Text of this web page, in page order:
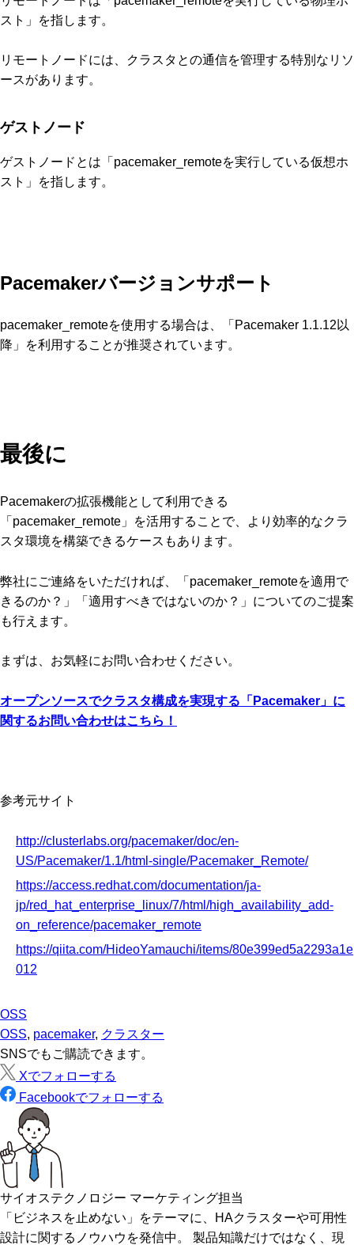
スト」を指します。
リモートノードには、クラスタとの通信を管理する特別なリソ
ースがあります。
ゲストノード
ゲストノードとは「pacemaker_remoteを実行している仮想ホ
スト」を指します。
Pacemakerバージョンサポート
pacemaker_remoteを使用する場合は、「Pacemaker 1.1.12以
降」を利用することが推奨されています。
最後に
Pacemakerの拡張機能として利用できる
「pacemaker_remote」を活用することで、より効率的なクラ
スタ環境を構築できるケースもあります。
弊社にご連絡をいただければ、「pacemaker_remoteを適用で
きるのか？」「適用すべきではないのか？」についてのご提案
も行えます。
まずは、お気軽にお問い合わせください。
オープンソースでクラスタ構成を実現する「Pacemaker」に
関するお問い合わせはこちら！
参考元サイト
http://clusterlabs.org/pacemaker/doc/en-
US/Pacemaker/1.1/html-single/Pacemaker_Remote/
https://access.redhat.com/documentation/ja-
jp/red_hat_enterprise_linux/7/html/high_availability_add-
on_reference/pacemaker_remote
https://qiita.com/HideoYamauchi/items/80e399ed5a2293a1e
012
OSS
OSS, pacemaker, クラスター
SNSでもご購読できます。
Xでフォローする
Facebookでフォローする
サイオステクノロジー マーケティング担当
「ビジネスを止めない」をテーマに、HAクラスターや可用性
設計に関するノウハウを発信中。 製品知識だけではなく、現